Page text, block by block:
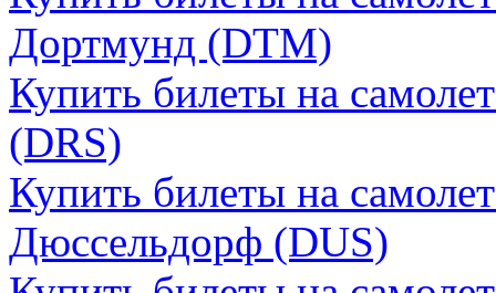
Дортмунд (DTM)
Купить билеты на
(DRS)
Купить билеты на
Дюссельдорф (DUS)